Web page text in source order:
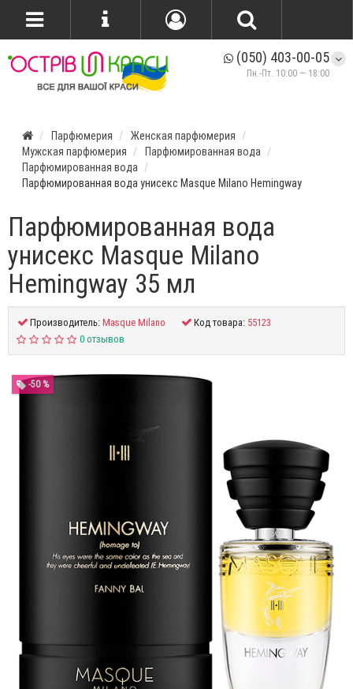
(050) 403-00-05
Пн.-Пт. 10:00 — 18:00
Парфюмерия
Женская парфюмерия
Мужская парфюмерия
Парфюмированная вода
Парфюмированная вода
Парфюмированная вода унисекс Masque Milano Hemingway
Парфюмированная вода
унисекс Masque Milano
Hemingway 35 мл
Производитель:Masque Milano Код товара: 55123
0 отзывов
-50 %